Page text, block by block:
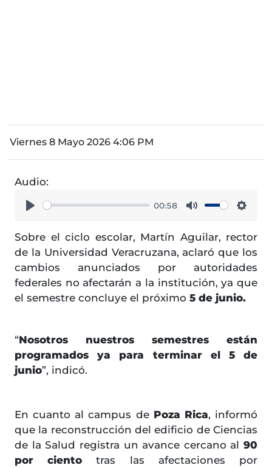
Viernes 8 Mayo 2026 4:06 PM
Audio:
00:58
Sobre el ciclo escolar, Martín Aguilar, rector
de la Universidad Veracruzana, aclaró que los
cambios anunciados por autoridades
federales no afectarán a la institución, ya que
el semestre concluye el próximo 5 de junio.
“Nosotros nuestros semestres están
programados ya para terminar el 5 de
junio”, indicó.
En cuanto al campus de Poza Rica, informó
que la reconstrucción del edificio de Ciencias
de la Salud registra un avance cercano al 90
por ciento tras las afectaciones por